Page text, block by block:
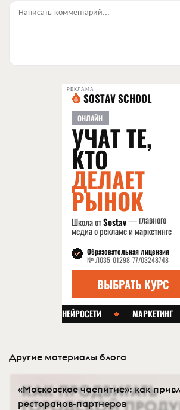
Написать комментарий...
РЕКЛАМА
Другие материалы блога
«Московское чаепитие»: как
ресторанов-партнеров